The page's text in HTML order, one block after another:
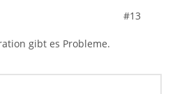
#13
gibt es Probleme.